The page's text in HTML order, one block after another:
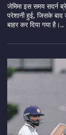
जेमिमा इस समय सदर्न
परेशानी हुई, जिसके
बाहर कर दिया गया है।...